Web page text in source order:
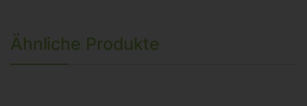
Ähnliche Produkte